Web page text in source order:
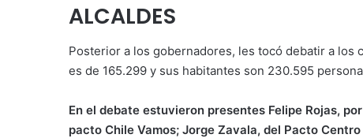
ALCALDES
Posterior a los gobernadores, les tocó debatir a los
es de 165.299 y sus habitantes son 230.595
En el debate estuvieron presentes Felipe Rojas,
pacto Chile Vamos; Jorge Zavala, del Pacto